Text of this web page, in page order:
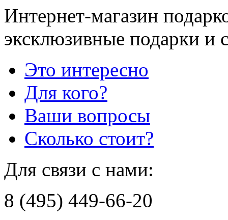
Интернет-магазин
эксклюзивные подарки и
Это интересно
Для кого?
Ваши вопросы
Сколько стоит?
Для связи с нами:
8 (495) 449-66-20